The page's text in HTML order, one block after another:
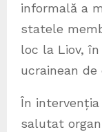
informală a
statele
loc la Liov,
ucrainean de
În
salutat